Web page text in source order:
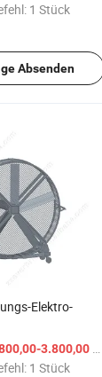
1 Stück
Absenden
Elektro-
3.800,00 $
1 Stück